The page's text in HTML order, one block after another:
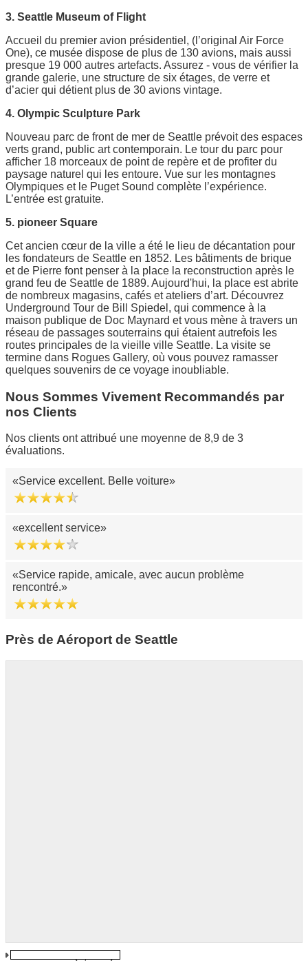
3. Seattle Museum of Flight
Accueil du premier avion présidentiel, (l’original Air Force
One), ce musée dispose de plus de 130 avions, mais aussi
presque 19 000 autres artefacts. Assurez - vous de vérifier la
grande galerie, une structure de six étages, de verre et
d’acier qui détient plus de 30 avions vintage.
4. Olympic Sculpture Park
Nouveau parc de front de mer de Seattle prévoit des espaces
verts grand, public art contemporain. Le tour du parc pour
afficher 18 morceaux de point de repère et de profiter du
paysage naturel qui les entoure. Vue sur les montagnes
Olympiques et le Puget Sound complète l’expérience.
L’entrée est gratuite.
5. pioneer Square
Cet ancien cœur de la ville a été le lieu de décantation pour
les fondateurs de Seattle en 1852. Les bâtiments de brique
et de Pierre font penser à la place la reconstruction après le
grand feu de Seattle de 1889. Aujourd'hui, la place est abrite
de nombreux magasins, cafés et ateliers d’art. Découvrez
Underground Tour de Bill Spiedel, qui commence à la
maison publique de Doc Maynard et vous mène à travers un
réseau de passages souterrains qui étaient autrefois les
routes principales de la vieille ville Seattle. La visite se
termine dans Rogues Gallery, où vous pouvez ramasser
quelques souvenirs de ce voyage inoubliable.
Nous Sommes Vivement Recommandés par
nos Clients
Nos clients ont attribué une moyenne de 8,9 de 3
évaluations.
Service excellent. Belle voiture
excellent service
Service rapide, amicale, avec aucun problème
rencontré.
Près de Aéroport de Seattle